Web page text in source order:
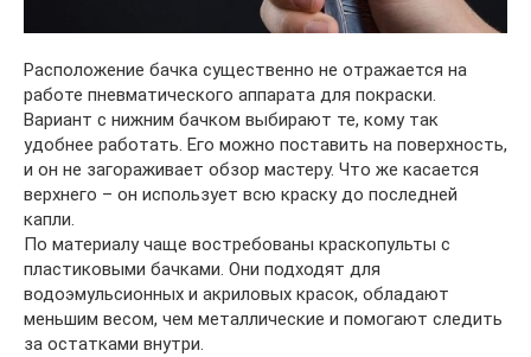
Расположение бачка существенно не отражается на
работе пневматического аппарата для покраски.
Вариант с нижним бачком выбирают те, кому так
удобнее работать. Его можно поставить на поверхность,
и он не загораживает обзор мастеру. Что же касается
верхнего – он использует всю краску до последней
капли.
По материалу чаще востребованы краскопульты с
пластиковыми бачками. Они подходят для
водоэмульсионных и акриловых красок, обладают
меньшим весом, чем металлические и помогают следить
за остатками внутри.